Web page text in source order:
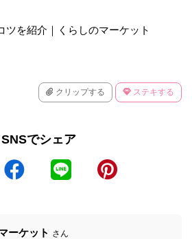
ツを紹介｜くらしのマーケット
クリップする ステキする
SNSでシェア
ーケット さん